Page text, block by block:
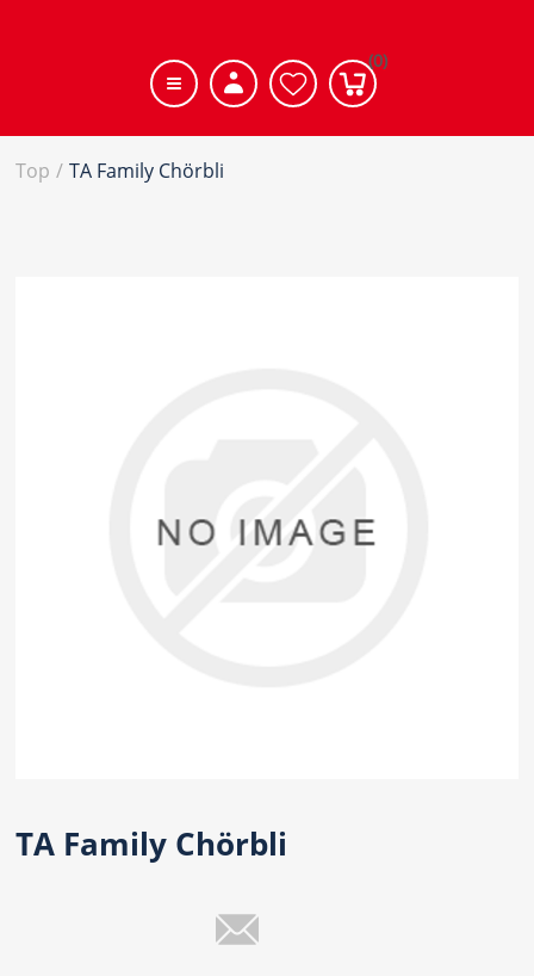
(0)
Top / TA Family Chörbli
TA Family Chörbli